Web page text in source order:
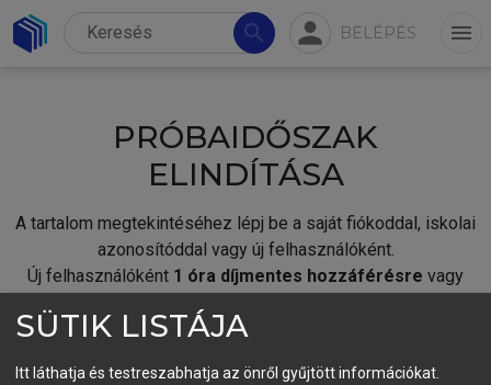
search person BELÉPÉS menu
PRÓBAIDŐSZAK
ELINDÍTÁSA
A tartalom megtekintéséhez lépj be a saját fiókoddal, iskolai
azonosítóddal vagy új felhasználóként.
Új felhasználóként 1 óra díjmentes hozzáférésre vagy
fiókoddal,vagy hozz létre új fiókot.
SÜTIK LISTÁJA
Itt láthatja és testreszabhatja az önről gyűjtött információkat.